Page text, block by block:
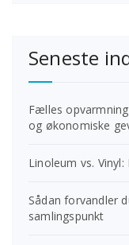
Seneste
Fælles
og økonomiske
Linoleum vs.
Sådan forvandler
samlingspunkt